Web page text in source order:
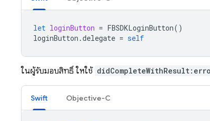
let loginButton = FBSDKLoginButton()
loginButton .delegate = self
ในผู้รับมอบสิทธิ์ ให้ใช้
Swift Objective-C